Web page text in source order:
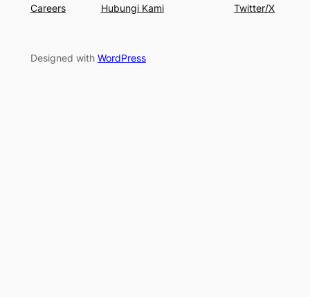
Careers
Hubungi Kami
Twitter/X
Designed with WordPress